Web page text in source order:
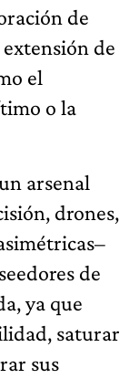
de
de
el
o la
arsenal
drones,
de
ya que
saturar
sus